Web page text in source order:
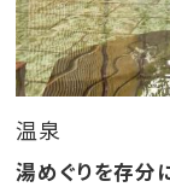
詳細はこちらを
――――――――――――――――――――――
温泉
湯めぐりを存分